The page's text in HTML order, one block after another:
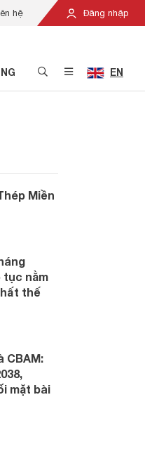
Đăng nhập
hệ
EN
Miền
tục nằm
thế
CBAM:
mặt bài